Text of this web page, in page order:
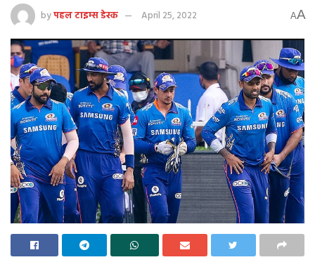
byपहल टाइम्स डेस्क April 25, 2022 AA